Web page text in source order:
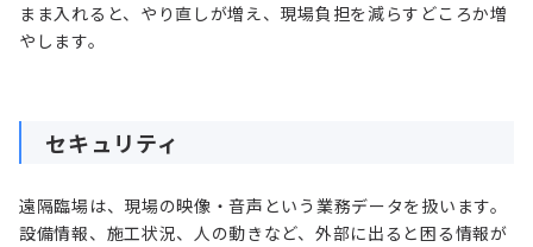
まま入れると、やり直しが増え、現場負担を減らすどころか増
やします。
セキュリティ
遠隔臨場は、現場の映像・音声という業務データを扱います。
設備情報、施工状況、人の動きなど、外部に出ると困る情報が